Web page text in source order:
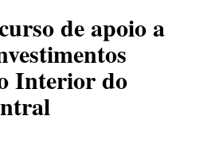
de apoio a
Interior do